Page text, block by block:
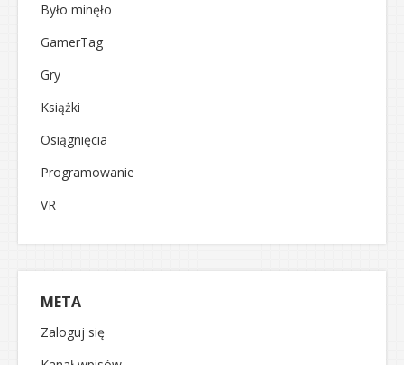
Było minęło
GamerTag
Gry
Książki
Osiągnięcia
Programowanie
VR
META
Zaloguj się